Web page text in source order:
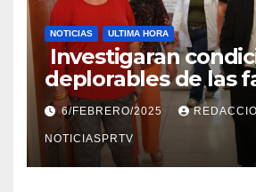
NOTICIAS ULTIMA HORA
Investigaran
deplorables de las
el Departamento de
en Mayagüez
6/FEBRERO/2025
NOTICIASPRTV